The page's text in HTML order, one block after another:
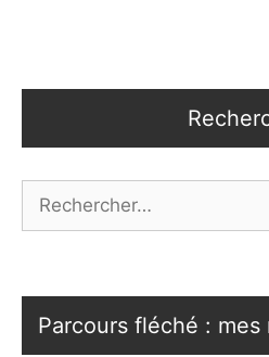
Parcours fléché :